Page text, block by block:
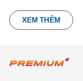
XEM THÊM